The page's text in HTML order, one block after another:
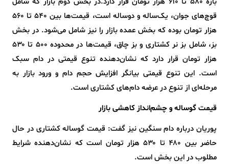
قوچ‌های جوان، یک‌ساله و دوساله است، قیمت‌ها بین ۵۴۰ تا ۵۶۰
هزار تومان بوده که بخش عمده بازار را نیز شامل می‌شود. در بخش
بز، شامل بز نر کشتاری و بز چاق، قیمت‌ها در محدوده ۵۰۰ تا ۵۳۰
هزار تومان قرار دارد که نشان‌دهنده تنوع قیمتی در دام سبک
است. این تنوع قیمتی بیانگر افزایش حجم دام و ورود بازار به
مرحله‌ای از تنوع در عرضه دام‌های کشتاری است.
قیمت گوساله و چشم‌انداز کاهشی بازار
پوریان درباره دام سنگین نیز گفت: قیمت گوساله کشتاری در حال
حاضر بین ۴۸۰ تا ۵۳۰ هزار تومان است که نشان‌دهنده شرایط
مطلوب در این بخش است.